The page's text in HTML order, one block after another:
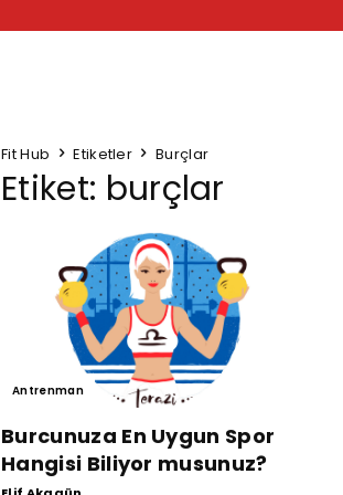
Fit Hub Etiketler Burçlar
Etiket: burçlar
Antrenman
Burcunuza En Uygun Spor
Hangisi Biliyor musunuz?